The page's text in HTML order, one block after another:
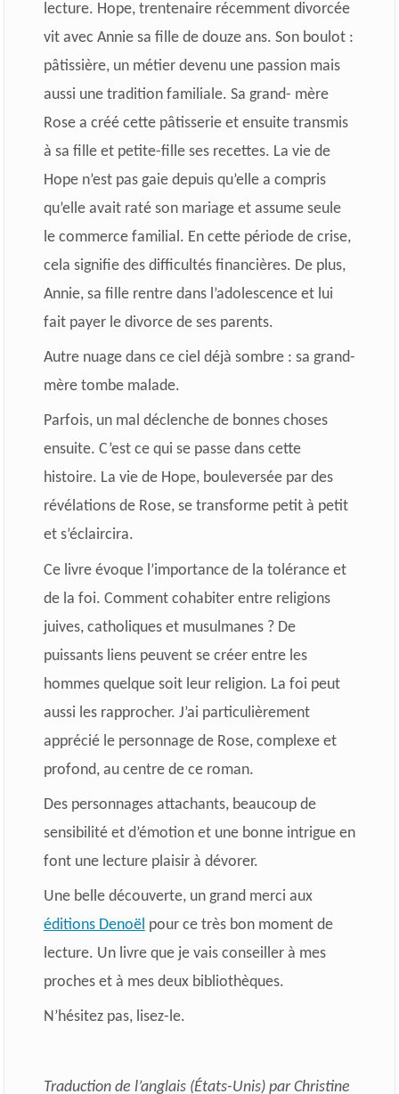
lecture. Hope, trentenaire récemment divorcée
vit avec Annie sa fille de douze ans. Son boulot :
pâtissière, un métier devenu une passion mais
aussi une tradition familiale. Sa grand- mère
Rose a créé cette pâtisserie et ensuite transmis
à sa fille et petite-fille ses recettes. La vie de
Hope n’est pas gaie depuis qu’elle a compris
qu’elle avait raté son mariage et assume seule
le commerce familial. En cette période de crise,
cela signifie des difficultés financières. De plus,
Annie, sa fille rentre dans l’adolescence et lui
fait payer le divorce de ses parents.
Autre nuage dans ce ciel déjà sombre : sa grand-
mère tombe malade.
Parfois, un mal déclenche de bonnes choses
ensuite. C’est ce qui se passe dans cette
histoire. La vie de Hope, bouleversée par des
révélations de Rose, se transforme petit à petit
et s’éclaircira.
Ce livre évoque l’importance de la tolérance et
de la foi. Comment cohabiter entre religions
juives, catholiques et musulmanes ? De
puissants liens peuvent se créer entre les
hommes quelque soit leur religion. La foi peut
aussi les rapprocher. J’ai particulièrement
apprécié le personnage de Rose, complexe et
profond, au centre de ce roman.
Des personnages attachants, beaucoup de
sensibilité et d’émotion et une bonne intrigue en
font une lecture plaisir à dévorer.
Une belle découverte, un grand merci aux
éditions Denoël pour ce très bon moment de
lecture. Un livre que je vais conseiller à mes
proches et à mes deux bibliothèques.
N’hésitez pas, lisez-le.
Traduction de l’anglais (États-Unis) par Christine